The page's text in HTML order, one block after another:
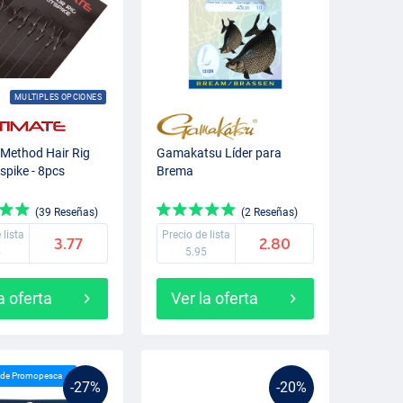
MULTIPLES OPCIONES
Hair Rig
- 8pcs
(39 Reseñas)
lista
3.77
oferta
Gamakatsu Líder para
Brema
(2 Reseñas)
Precio de lista
5.95
2.80
Ver la oferta
-27%
Promopesca
-20%